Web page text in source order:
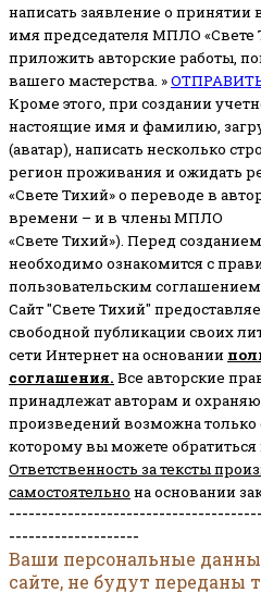
написать заявление о
имя председателя МПЛО «Свете
приложить авторские работы,
вашего мастерства. »
Кроме этого, при создании
настоящие имя и фамилию,
(аватар), написать несколько
регион проживания и ожидать
«Свете Тихий» о переводе в
времени – и в члены МПЛО
«Свете Тихий»). Перед
необходимо ознакомится с
пользовательским
Сайт "Свете Тихий"
свободной публикации своих
сети Интернет на основании
соглашения. Все авторские
принадлежат авторам и
произведений возможна только
которому вы можете обратиться
Ответственность за тексты
самостоятельно на основании
--------------------
Ваши персональные
сайте, не будут переданы